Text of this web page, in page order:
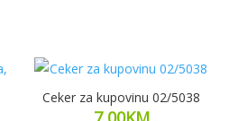
Ceker za kupovinu 02/5038